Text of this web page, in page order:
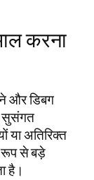
करना
और डिबग
सुसंगत
या अतिरिक्त
रूप से बड़े
है।